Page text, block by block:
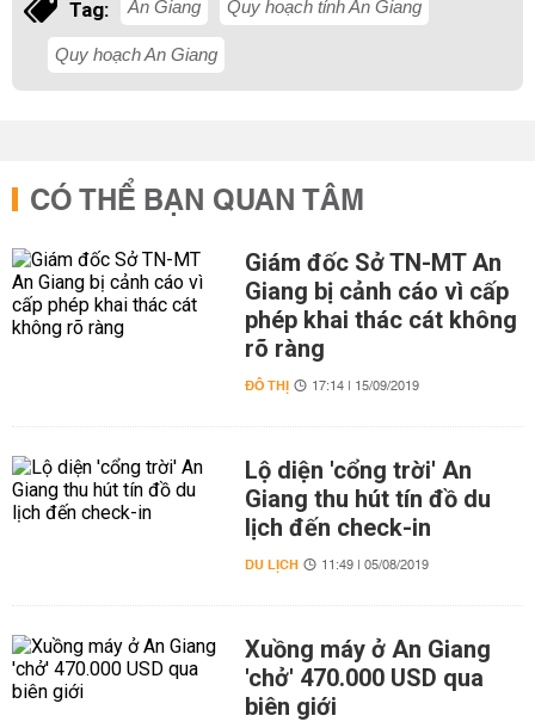
Tag: An Giang Quy hoạch tỉnh An Giang
Quy hoạch An Giang
CÓ THỂ BẠN QUAN TÂM
Giám đốc Sở TN-MT An
Giang bị cảnh cáo vì cấp
phép khai thác cát không
rõ ràng
ĐÔ THỊ 17:14 | 15/09/2019
Lộ diện 'cổng trời' An
Giang thu hút tín đồ du
lịch đến check-in
DU LỊCH 11:49 | 05/08/2019
Xuồng máy ở An Giang
'chở' 470.000 USD qua
biên giới